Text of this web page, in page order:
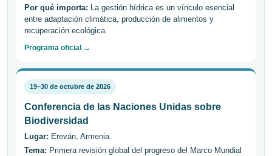
Por qué importa: La gestión hídrica es un vínculo esencial
entre adaptación climática, producción de alimentos y
recuperación ecológica.
Programa oficial →
19–30 de octubre de 2026
Conferencia de las Naciones Unidas sobre
Biodiversidad
Lugar: Ereván, Armenia.
Tema: Primera revisión global del progreso del Marco Mundial